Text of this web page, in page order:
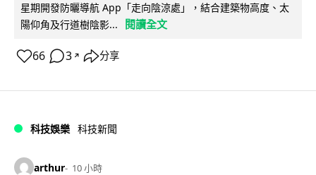
星期開發防曬導航 App「走向陰涼處」，結合建築物高度、太
陽仰角及行道樹陰影...
閱讀全文
66 3 ↗ 分享
科技娛樂 科技新聞
arthur 10 小時